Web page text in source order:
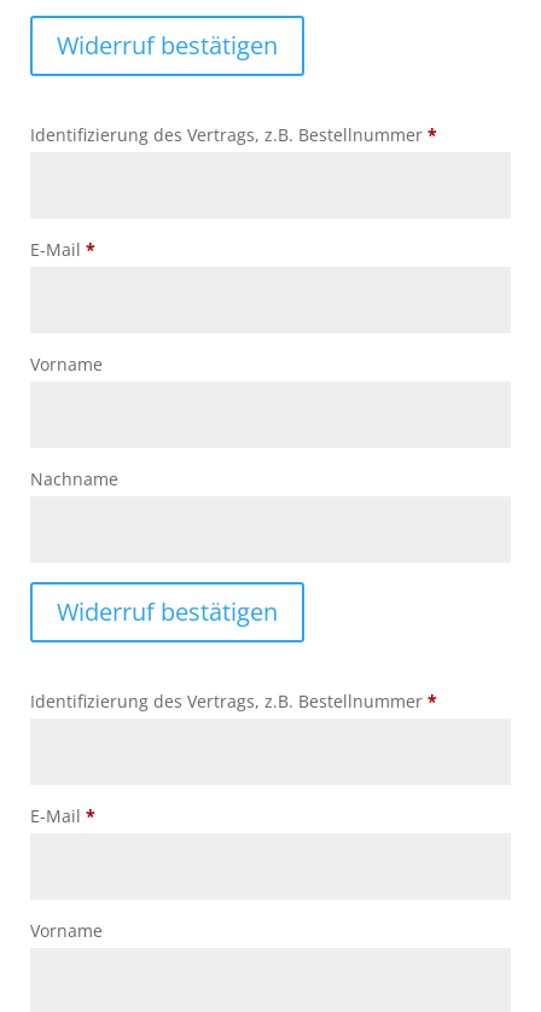
Widerruf bestätigen
Identifizierung des Vertrags, z.B. Bestellnummer*
E-Mail*
E-
Vorname
Nachname
Widerruf bestätigen
Identifizierung des Vertrags, z.B. Bestellnummer*
E-Mail*
E-
Vorname